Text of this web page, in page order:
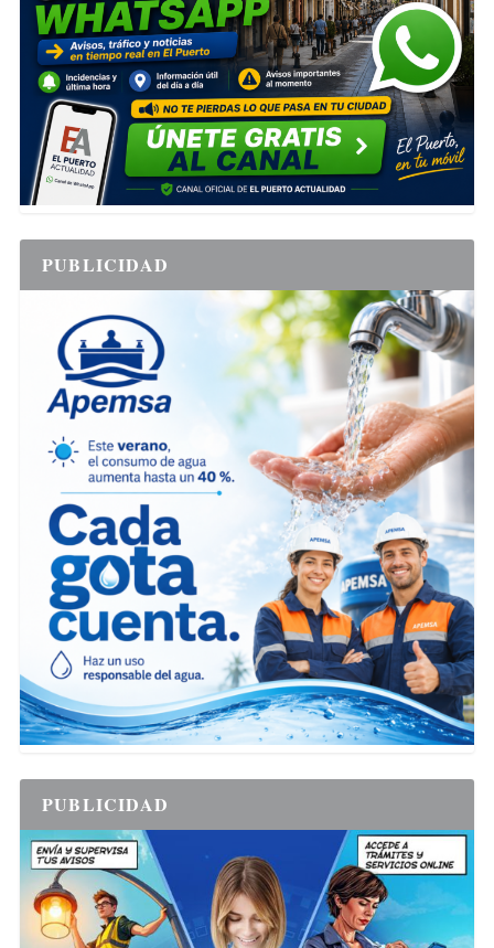
PUBLICIDAD
PUBLICIDAD